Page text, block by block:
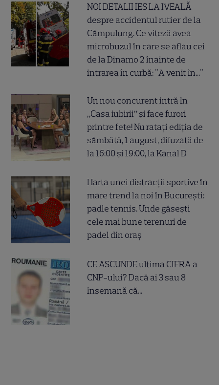
NOI DETALII IES LA IVEALĂ
despre accidentul rutier de la
Câmpulung. Ce viteză avea
microbuzul în care se aflau cei
de la Dinamo 2 înainte de
intrarea în curbă: "A venit în..."
Un nou concurent intră în
„Casa iubirii” și face furori
printre fete! Nu ratați ediția de
sâmbătă, 1 august, difuzată de
la 16:00 și 19:00, la Kanal D
Harta unei distracții sportive în
mare trend la noi în București:
padle tennis. Unde găsești
cele mai bune terenuri de
padel din oraș
CE ASCUNDE ultima CIFRA a
CNP-ului? Dacă ai 3 sau 8
însemană că...